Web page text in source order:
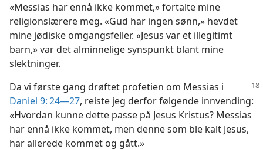
«Messias har ennå ikke kommet,» fortalte mine
religionslærere meg. «Gud har ingen sønn,» hevdet
mine jødiske omgangsfeller. «Jesus var et illegitimt
barn,» var det alminnelige synspunkt blant mine
slektninger.
Da vi første gang drøftet profetien om Messias i
Daniel 9: 24—27, reiste jeg derfor følgende innvending:
«Hvordan kunne dette passe på Jesus Kristus? Messias
har ennå ikke kommet, men denne som ble kalt Jesus,
har allerede kommet og gått.»